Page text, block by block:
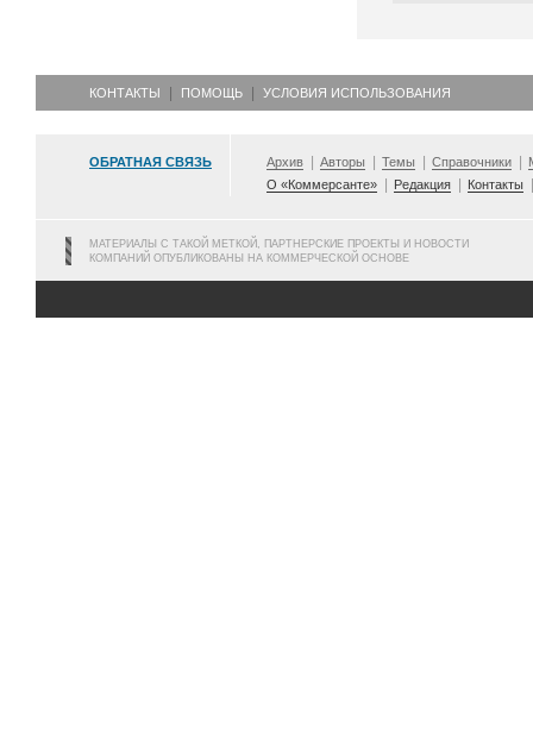
КОНТАКТЫ ПОМОЩЬ УСЛОВИЯ ИСПОЛЬЗОВАНИЯ
ОБРАТНАЯ СВЯЗЬ Архив Авторы Темы Справочники
О «Коммерсанте»
Редакция Контакты
МАТЕРИАЛЫ С ТАКОЙ МЕТКОЙ, ПАРТНЕРСКИЕ ПРОЕКТЫ И НОВОСТИ
КОМПАНИЙ ОПУБЛИКОВАНЫ НА КОММЕРЧЕСКОЙ ОСНОВЕ